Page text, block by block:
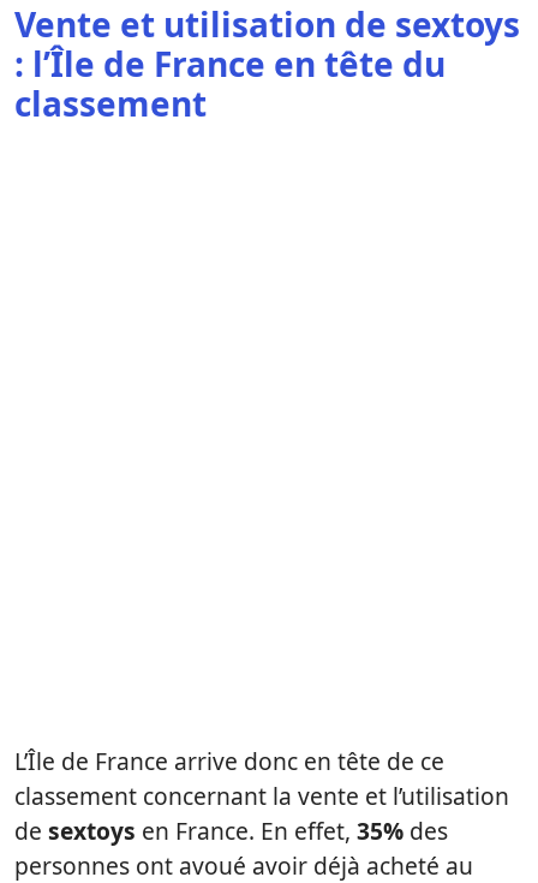
Vente et utilisation de sextoys
: l’Île de France en tête du
classement
L’Île de France arrive donc en tête de ce
classement concernant la vente et l’utilisation
de sextoys en France. En effet, 35% des
personnes ont avoué avoir déjà acheté au